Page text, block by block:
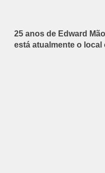
25 anos de Edward
está atualmente o